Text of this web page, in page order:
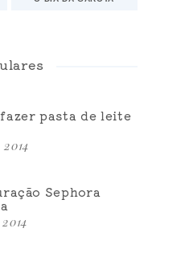
pasta de leite
Sephora